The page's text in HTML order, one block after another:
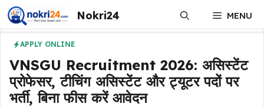
Skip
to
content
Nokri24 MENU
APPLY ONLINE
VNSGU Recruitment 2026: असिस्टेंट
प्रोफेसर, टीचिंग असिस्टेंट और ट्यूटर पदों पर
भर्ती, बिना फीस करें आवेदन